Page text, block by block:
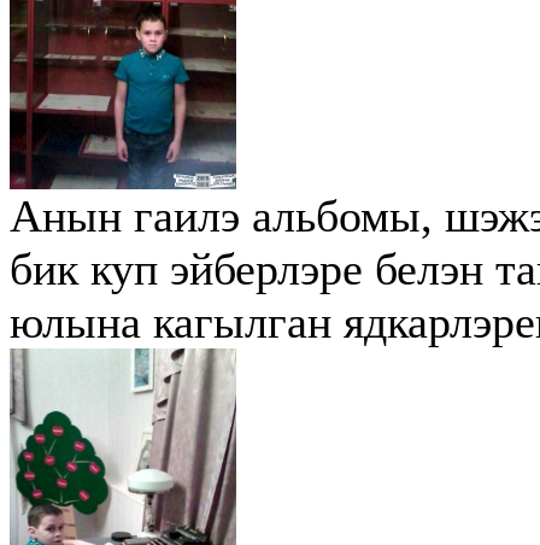
Анын гаилэ альбомы,
бик куп эйберлэре белэн
юлына кагылган